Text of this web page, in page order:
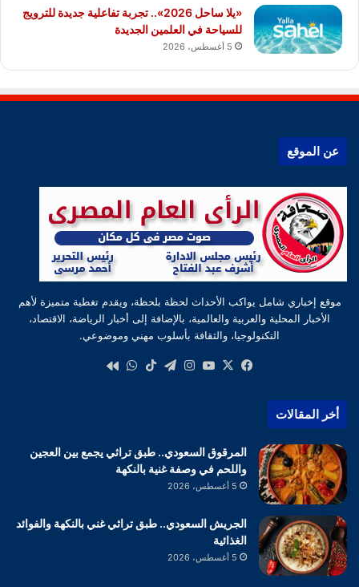
«يلا ساحل 2026».. تجربة تفاعلية جديدة للترويج
للسياحة في العلمين الجديدة
5 أغسطس، 2026
عن الموقع
موقع إخباري شامل يواكب الأحداث لحظة بلحظة، ويقدم تغطية متميزة لأهم
الأخبار المحلية والعربية والعالمية، بالإضافة إلى أخبار الرياضة، الاقتصاد،
التكنولوجيا، والثقافة بأسلوب مهني وموضوعي.
فيسبوك
‫X
‫YouTube
انستقرام
تيلقرام‫TikTokواتساب
أخر المقالات
المرقوق السعودي.. طبق تراثي يجمع بين العجين
واللحم في وصفة غنية بالنكهة
5 أغسطس، 2026
الجريش السعودي.. طبق تراثي غني بالنكهة والفوائد
الغذائية
5 أغسطس، 2026